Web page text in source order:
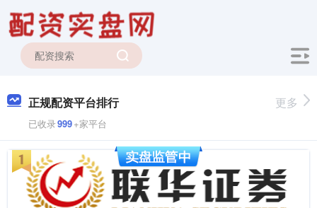
正规配资平台排行
已收录999+家平台
更多